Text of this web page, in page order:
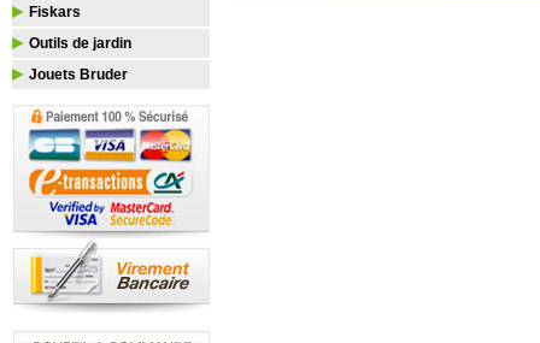
Fiskars
Outils de jardin
Jouets Bruder